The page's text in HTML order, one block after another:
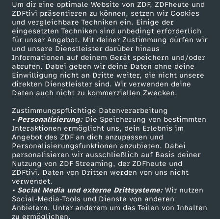
Um dir eine optimale Website von ZDF, ZDFheute und
ZDFtivi präsentieren zu können, setzen wir Cookies
und vergleichbare Techniken ein. Einige der
eingesetzten Techniken sind unbedingt erforderlich
für unser Angebot. Mit deiner Zustimmung dürfen wir
und unsere Dienstleister darüber hinaus
Informationen auf deinem Gerät speichern und/oder
abrufen. Dabei geben wir deine Daten ohne deine
Einwilligung nicht an Dritte weiter, die nicht unsere
direkten Dienstleister sind. Wir verwenden deine
Daten auch nicht zu kommerziellen Zwecken.
Zustimmungspflichtige Datenverarbeitung
• Personalisierung:Die Speicherung von bestimmten
Interaktionen ermöglicht uns, dein Erlebnis im
Angebot des ZDF an dich anzupassen und
Personalisierungsfunktionen anzubieten. Dabei
personalisieren wir ausschließlich auf Basis deiner
Nutzung von ZDF Streaming, der ZDFheute und
ZDFtivi. Daten von Dritten werden von uns nicht
verwendet.
• Social Media und externe Drittsysteme:Wir nutzen
Social-Media-Tools und Dienste von anderen
Anbietern. Unter anderem um das Teilen von Inhalten
zu ermöglichen.
:
K
a
n
n
s
t
d
u
Mehr ZDF
ZDF-Apps
Smart TV
ZDFtext
Livestreams
Sendungen A-Z
TV-Programm
Service
ZDFmitreden
Kontakt zum ZDF
Tickets
Zuschauerservice
Hilfe
ZDF Unternehmen
Karriere